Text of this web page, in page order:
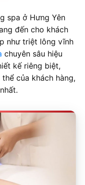
spa ở Hưng Yên
đến cho khách
như triệt lông vĩnh
chuyên sâu hiệu
kế riêng biệt,
của khách hàng,